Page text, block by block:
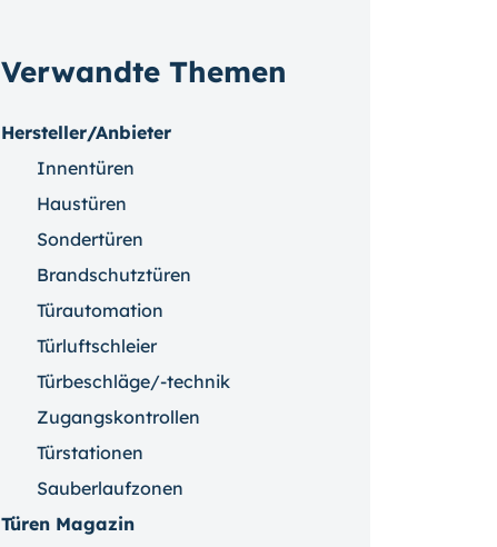
Verwandte Themen
Hersteller/Anbieter
Innentüren
Haustüren
Sondertüren
Brandschutztüren
Türautomation
Türluftschleier
Türbeschläge/-technik
Zugangskontrollen
Türstationen
Sauberlaufzonen
Türen Magazin